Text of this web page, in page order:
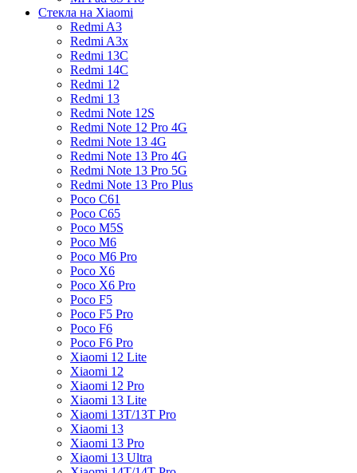
Стекла на Xiaomi
Redmi A3
Redmi A3x
Redmi 13C
Redmi 14C
Redmi 12
Redmi 13
Redmi Note 12S
Redmi Note 12 Pro 4G
Redmi Note 13 4G
Redmi Note 13 Pro 4G
Redmi Note 13 Pro 5G
Redmi Note 13 Pro Plus
Poco C61
Poco C65
Poco M5S
Poco M6
Poco M6 Pro
Poco X6
Poco X6 Pro
Poco F5
Poco F5 Pro
Poco F6
Poco F6 Pro
Xiaomi 12 Lite
Xiaomi 12
Xiaomi 12 Pro
Xiaomi 13 Lite
Xiaomi 13T/13T Pro
Xiaomi 13
Xiaomi 13 Pro
Xiaomi 13 Ultra